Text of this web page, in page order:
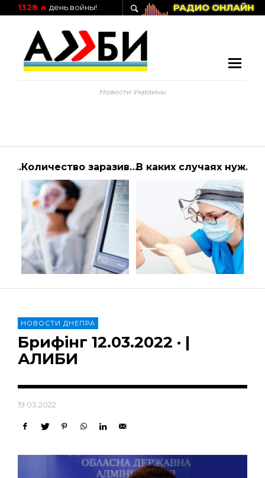
РАДИО ОНЛАЙН
1328 🔥 день войны!
Новости Украины
Из какого материала выбрать коврик в авто Количество заразившихся коронавирусом в мире достигло 13 млн человек | Алиби В каких случаях нужно идти к врачу ЛОРу
НОВОСТИ ДНЕПРА
Брифінг 12.03.2022 · |
АЛИБИ
19.03.2022